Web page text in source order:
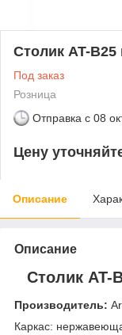
Столик AT-
Под заказ
Розница
Отправка с 08
Цену
Описание
Описание
Столик AT-
Производитель:
Каркас: